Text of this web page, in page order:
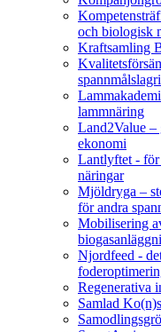
och biologisk
Kraftsamling
lammnäring
Land2Value –
ekonomi
Lantlyftet - för
näringar
Mjöldryga –
för andra
Mobilisering
Njordfeed -
Regenerativa
Samlad